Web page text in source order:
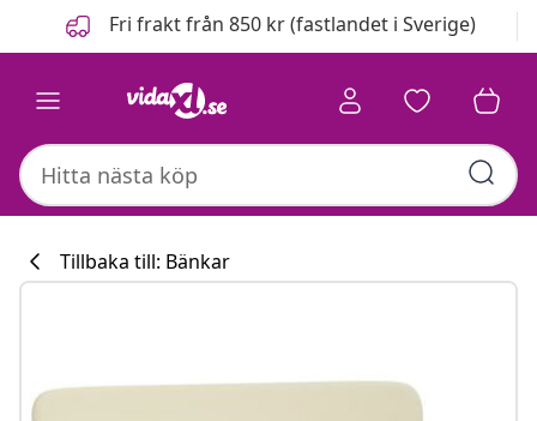
FöregåendeFri frakt från 850 kr (fastlandet i Sverige)
Tillbaka till: Bänkar